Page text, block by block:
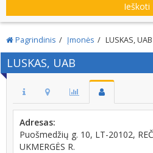
Ieškoti
Pagrindinis Įmonės LUSKAS, UAB
LUSKAS, UAB
Adresas:
Puošmedžių g. 10, LT-20102,
UKMERGĖS R.